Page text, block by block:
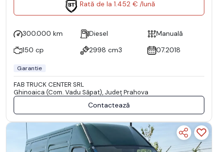
Rată de la 1.452 € /lună
300.000 km Diesel
Manuală
150 cp
2998 cm3 07.2018
Garantie
FAB TRUCK CENTER SRL
Ghinoaica (Com. Vadu Săpat), Județ Prahova
Contactează